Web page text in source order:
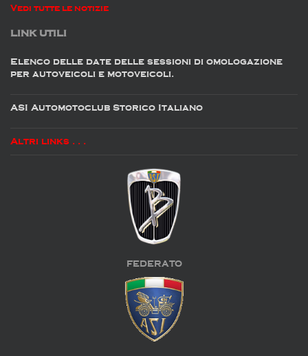
Vedi tutte le notizie
LINK UTILI
Elenco delle date delle sessioni di omologazione
per autoveicoli e motoveicoli.
ASI Automotoclub Storico Italiano
Altri links . . .
FEDERATO